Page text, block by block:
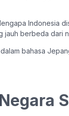
Indonesia
jauh berbeda dari
bahasa